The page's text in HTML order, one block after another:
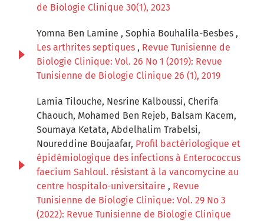
de Biologie Clinique 30(1), 2023
Yomna Ben Lamine , Sophia Bouhalila-Besbes ,
Les arthrites septiques , Revue Tunisienne de
Biologie Clinique: Vol. 26 No 1 (2019): Revue
Tunisienne de Biologie Clinique 26 (1), 2019
Lamia Tilouche, Nesrine Kalboussi, Cherifa
Chaouch, Mohamed Ben Rejeb, Balsam Kacem,
Soumaya Ketata, Abdelhalim Trabelsi,
Noureddine Boujaafar, Profil bactériologique et
épidémiologique des infections à Enterococcus
faecium Sahloul. résistant à la vancomycine au
centre hospitalo-universitaire , Revue
Tunisienne de Biologie Clinique: Vol. 29 No 3
(2022): Revue Tunisienne de Biologie Clinique